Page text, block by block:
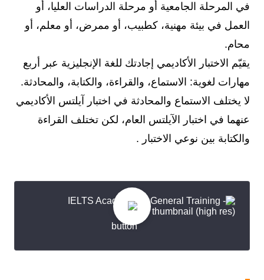
في المرحلة الجامعية أو مرحلة الدراسات العليا، أو
العمل في بيئة مهنية، كطبيب، أو ممرض، أو معلم، أو
محام.
يقيّم الاختبار الأكاديمي إجادتك للغة الإنجليزية عبر أربع
مهارات لغوية: الاستماع، والقراءة، والكتابة، والمحادثة.
لا يختلف الاستماع والمحادثة في اختبار آيلتس الأكاديمي
عنهما في اختبار الآيلتس العام، لكن تختلف القراءة
والكتابة بين نوعي الاختبار .